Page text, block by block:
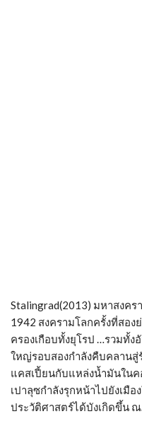
Stalingrad(2013) มหาสงค
1942 สงครามโลกครั้งที่สอง
ครองเกือบทั้งยุโรป …รวมทั้ง
ใหญ่รอบสองกำลังคืบคลานสู่
แคสเปี้ยนกับแหล่งน้ำมันในค
เปาลุซกำลังรุกหน้าไปยังเมื
ประวัติศาสตร์ได้บังเกิดขึ้น